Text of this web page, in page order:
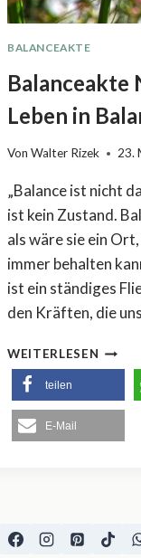
BALANCEAKTE
Balanceakte
Leben in
Von Walter Rizek 23.
„Balance ist nicht
ist kein Zustand.
als wäre sie ein
immer behalten
ist ein ständiges
den Kräften, die
WEITERLESEN
A
A
C
E
teilen
E-Mail